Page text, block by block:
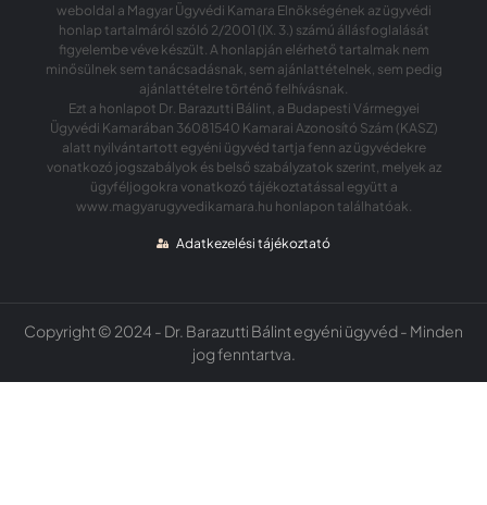
weboldal a Magyar Ügyvédi Kamara Elnökségének az ügyvédi
honlap tartalmáról szóló 2/2001 (IX. 3.) számú állásfoglalását
figyelembe véve készült. A honlapján elérhető tartalmak nem
minősülnek sem tanácsadásnak, sem ajánlattételnek, sem pedig
ajánlattételre történő felhívásnak.
Ezt a honlapot Dr. Barazutti Bálint, a Budapesti Vármegyei
Ügyvédi Kamarában 36081540 Kamarai Azonosító Szám (KASZ)
alatt nyilvántartott egyéni ügyvéd tartja fenn az ügyvédekre
vonatkozó jogszabályok és belső szabályzatok szerint, melyek az
ügyféljogokra vonatkozó tájékoztatással együtt a
www.magyarugyvedikamara.hu honlapon találhatóak.
Adatkezelési tájékoztató
Copyright © 2024 - Dr. Barazutti Bálint egyéni ügyvéd - Minden
jog fenntartva.